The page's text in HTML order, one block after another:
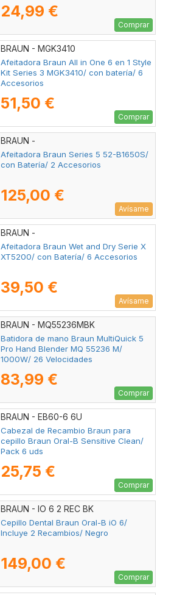
24,99 €
Comprar
BRAUN - MGK3410
Afeitadora Braun All in One 6 en 1 Style
Kit Series 3 MGK3410/ con batería/ 6
Accesorios
51,50 €
Comprar
BRAUN -
Afeitadora Braun Series 5 52-B1650S/
con Batería/ 2 Accesorios
125,00 €
Avísame
BRAUN -
Afeitadora Braun Wet and Dry Serie X
XT5200/ con Batería/ 6 Accesorios
39,50 €
Avísame
BRAUN - MQ55236MBK
Batidora de mano Braun MultiQuick 5
Pro Hand Blender MQ 55236 M/
1000W/ 26 Velocidades
83,99 €
Comprar
BRAUN - EB60-6 6U
Cabezal de Recambio Braun para
cepillo Braun Oral-B Sensitive Clean/
Pack 6 uds
25,75 €
Comprar
BRAUN - IO 6 2 REC BK
Cepillo Dental Braun Oral-B iO 6/
Incluye 2 Recambios/ Negro
149,00 €
Comprar